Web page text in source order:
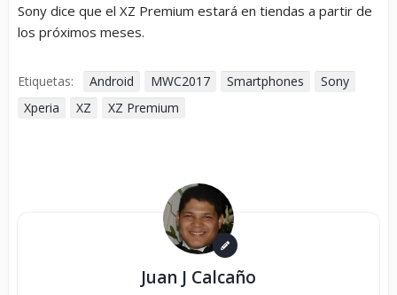
Sony dice que el XZ Premium estará en tiendas a partir de
los próximos meses.
Etiquetas: Android MWC2017 Smartphones
Sony
Xperia
XZ XZ Premium
Juan J Calcaño